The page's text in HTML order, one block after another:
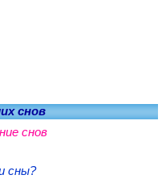
снов
снов
сны?